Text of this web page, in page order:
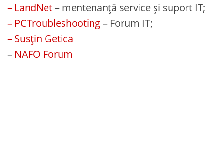
– LandNet– mentenanță service și suport IT;
– PCTroubleshooting– Forum IT;
– Susțin Getica
– NAFO Forum